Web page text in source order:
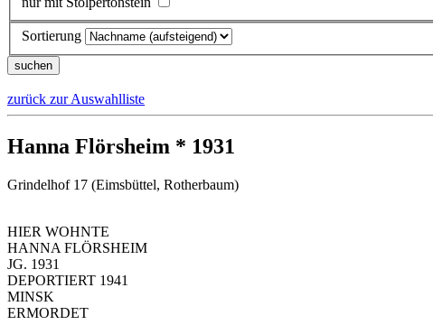
Sortierung
zurück zur Auswahlliste
Hanna Flörsheim * 1931
Grindelhof 17 (Eimsbüttel, Rotherbaum)
HIER WOHNTE
HANNA FLÖRSHEIM
JG. 1931
DEPORTIERT 1941
MINSK
ERMORDET